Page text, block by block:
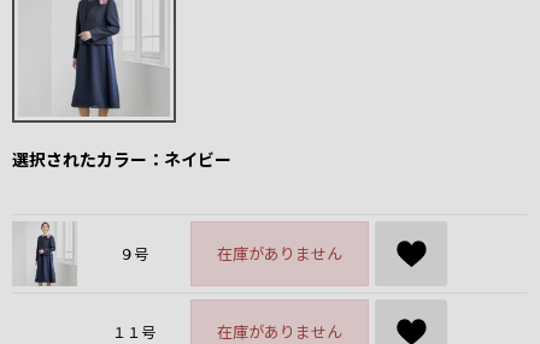
選択されたカラー：ネイビー
９号 在庫がありません
１１号 在庫がありません